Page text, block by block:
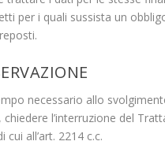
per i quali sussista un
necessario allo
l’interruzione del
all’art. 2214 c.c.